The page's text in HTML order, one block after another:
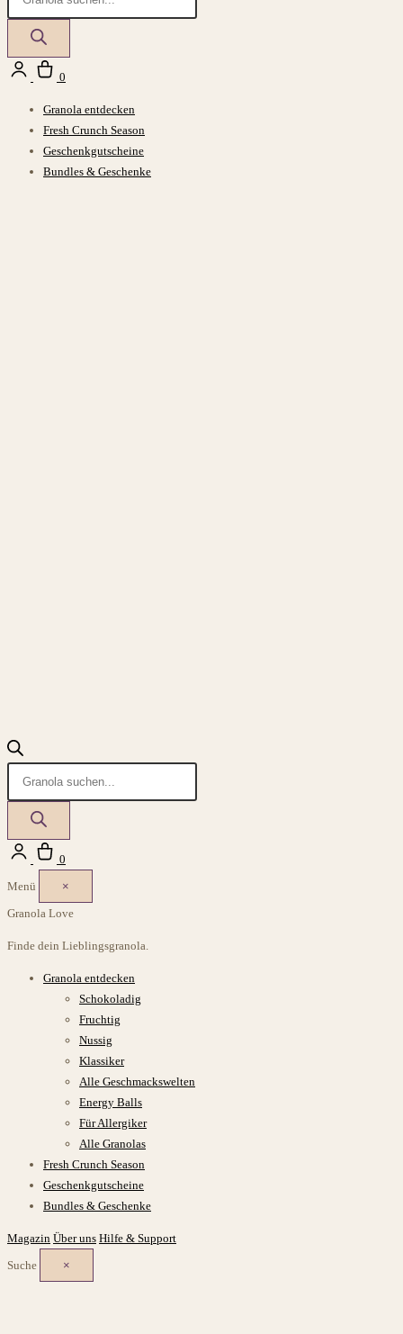
Login
0
Granola entdecken
Fresh Crunch Season
Geschenkgutscheine
Bundles & Geschenke
Login
0
Menü
×
Granola Love
Finde dein Lieblingsgranola.
Granola entdecken
Schokoladig
Fruchtig
Nussig
Klassiker
Alle Geschmackswelten
Energy Balls
Für Allergiker
Alle Granolas
Fresh Crunch Season
Geschenkgutscheine
Bundles & Geschenke
Magazin Über uns Hilfe & Support
Suche
×